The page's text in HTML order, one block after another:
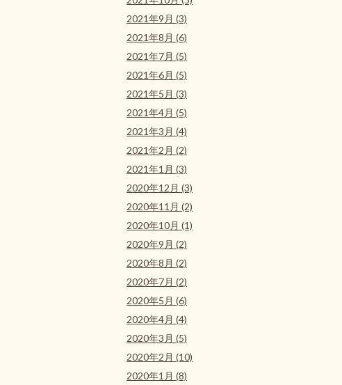
2021年9月 (3)
2021年8月 (6)
2021年7月 (5)
2021年6月 (5)
2021年5月 (3)
2021年4月 (5)
2021年3月 (4)
2021年2月 (2)
2021年1月 (3)
2020年12月 (3)
2020年11月 (2)
2020年10月 (1)
2020年9月 (2)
2020年8月 (2)
2020年7月 (2)
2020年5月 (6)
2020年4月 (4)
2020年3月 (5)
2020年2月 (10)
2020年1月 (8)